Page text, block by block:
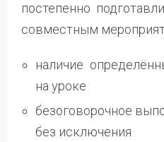
постепенно
совместным
наличие
на уроке
безоговорочное
без исключения